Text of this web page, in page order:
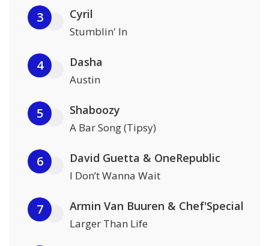
3 Cyril
Stumblin' In
4 Dasha
Austin
5 Shaboozy
A Bar Song (Tipsy)
6 David Guetta & OneRepublic
I Don’t Wanna Wait
7 Armin Van Buuren & Chef'Special
Larger Than Life